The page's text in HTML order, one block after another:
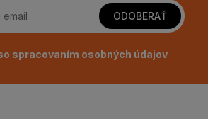
ODOBERAŤ
spracovaním osobných údajov